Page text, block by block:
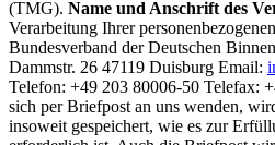
(TMG). Name und Anschrift des
Verarbeitung Ihrer
Bundesverband der Deutschen
Dammstr. 26 47119 Duisburg Email:
Telefon: +49 203 80006-50 Telefax:
sich per Briefpost an uns wenden,
insoweit gespeichert, wie es zur